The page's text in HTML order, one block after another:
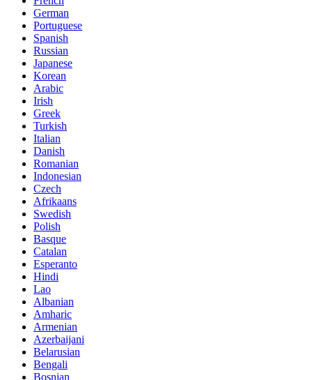
German
Portuguese
Spanish
Russian
Japanese
Korean
Arabic
Irish
Greek
Turkish
Italian
Danish
Romanian
Indonesian
Czech
Afrikaans
Swedish
Polish
Basque
Catalan
Esperanto
Hindi
Lao
Albanian
Amharic
Armenian
Azerbaijani
Belarusian
Bengali
Bosnian